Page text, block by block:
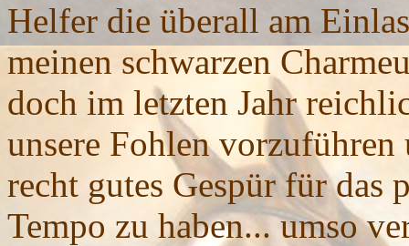
Helfer die überall am
meinen schwarzen
doch im letzten Jahr
unsere Fohlen
recht gutes Gespür für das
Tempo zu haben... umso